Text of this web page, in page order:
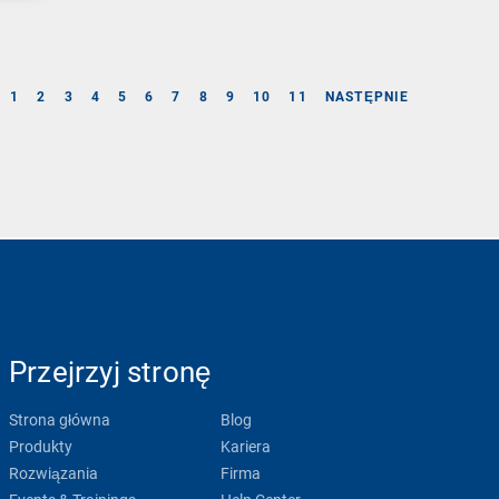
1 2 3 4 5 6 7 8 9 10 11 NASTĘPNIE
Przejrzyj stronę
Strona główna
Produkty
Rozwiązania
Blog
Kariera
Firma